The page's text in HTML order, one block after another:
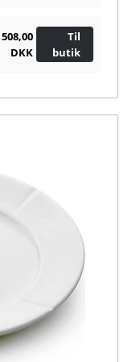
508,00
DKK
Til
butik